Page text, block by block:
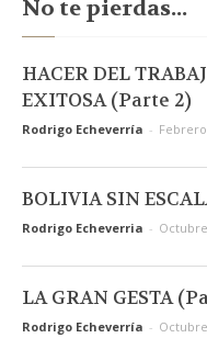
No te pierdas...
HACER DEL
EXITOSA (Parte 2)
Rodrigo Echeverría -
BOLIVIA SIN
Rodrigo Echeverria -
LA GRAN GESTA
Rodrigo Echeverría -